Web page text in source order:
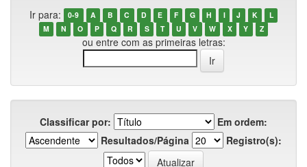
Ir para: 0-9 A B C D E F G H I J K
L
M
N O P Q R S T U V W X Y Z
ou entre com as primeiras letras:
Classificar por:
Em ordem:
Resultados/Página
Registro(s):